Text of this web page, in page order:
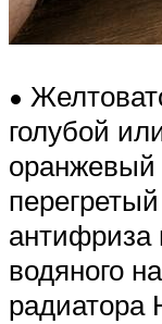
•
голубой
оранжевый
антифриза
водяного
радиатора